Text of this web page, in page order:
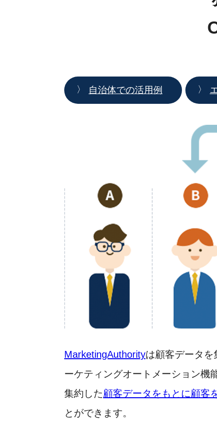
自治体での活用例
MarketingAuthorityは顧客データ
ーケティングオートメーション機
集約した顧客データをもとに顧客
とができます。